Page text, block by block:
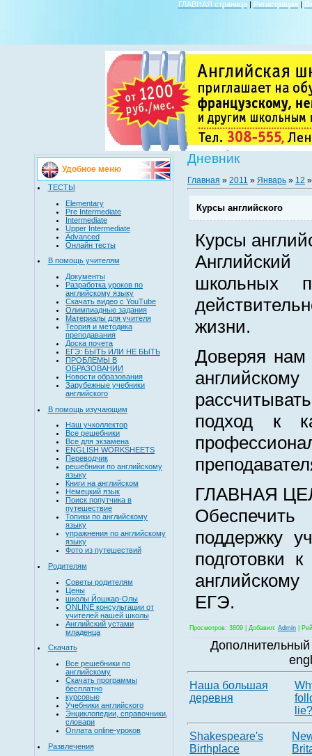
ГЛАВНАЯ страница | Регистрация |
Удобное меню
ТЕСТЫ
Elementary
Pre Intermediate
Intermediate
Upper Intermediate
Advanced
Онлайн тесты
В помощь учителям
Документы
Разработка уроков по
английскому языку
Скачать видео с YouTube
Олимпиадные задания
Материалы для учителя
Теория и методика
преподавания
Доска почета
ЕГЭ: БЫТЬ ИЛИ НЕ БЫТЬ
ПРОБЛЕМЫ В
ОБРАЗОВАНИИ
Новости образования
Зарубежные учебники
английского
В помощь изучающим
Наш учколлектор
Все решебники
Все для экзамена
ENGLISH WORKSHEETS
Переводчик
решебники по английскому
языку
Книги на английском
Немецкий язык
Поиск попутчика в
путешествие
Топики по английскому
языку
упражнения по английскому
языку
Фото из путешествий
Родителям
Советы родителям
Цены
школы Йошкар-Олы
ONLINE консультации от
учителей нашей школы
Английский устами
младенца
Скачать
Все решебники по
английскому
Скачать программы
бесплатно
курсовые
Учебники английского
Энциклопедии, справочники,
словари
Оплата online-уроков
Развлечения
Дневник
Главная » 2011 » Январь » 12
Курсы английского
Курсы
школьных
жизни.
Доверяя нам
подход к
ГЛАВНАЯ
поддержку
подготовки
ЕГЭ.
Просмотров: 3809 | Добавил: Admin
Наша большая
деревня
lie?
Shakespeare's
Birthplace